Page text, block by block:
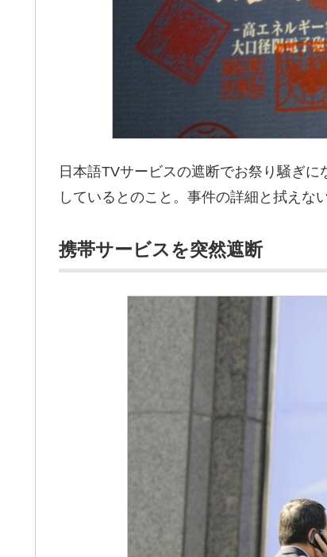
日本語TVサービスの遮断でお祭り騒ぎ
しているとのこと。事件の詳細と拭えな
携帯サービスを突然遮断